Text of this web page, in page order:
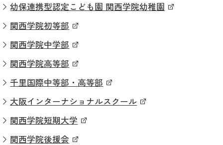
幼保連携型認定こども園 関西学院幼稚園
関西学院初等部
関西学院中学部
関西学院高等部
千里国際中等部・高等部
大阪インターナショナルスクール
関西学院短期大学
関西学院後援会